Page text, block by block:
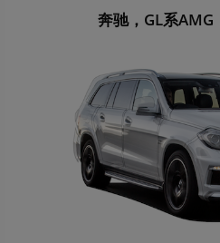
奔驰，GL系AMG